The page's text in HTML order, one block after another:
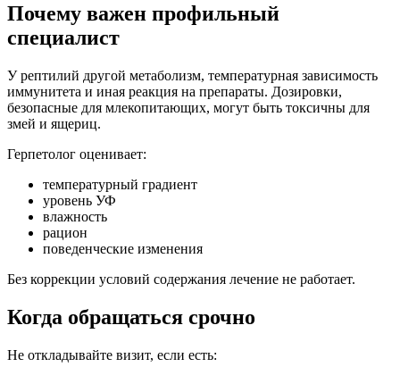
Почему важен профильный
специалист
У рептилий другой метаболизм, температурная зависимость
иммунитета и иная реакция на препараты. Дозировки,
безопасные для млекопитающих, могут быть токсичны для
змей и ящериц.
Герпетолог оценивает:
температурный градиент
уровень УФ
влажность
рацион
поведенческие изменения
Без коррекции условий содержания лечение не работает.
Когда обращаться срочно
Не откладывайте визит, если есть: